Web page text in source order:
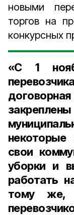
новыми
торгов на
конкурсных
«С 1
некоторые
свои
уборки и
работать
тому же,